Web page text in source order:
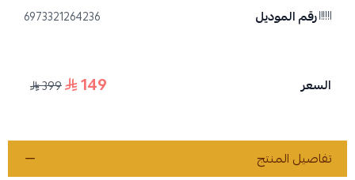
رقم الموديل 6973321264236
السعر 149
399
تفاصيل المنتج